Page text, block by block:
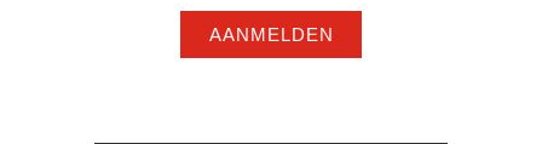
AANMELDEN